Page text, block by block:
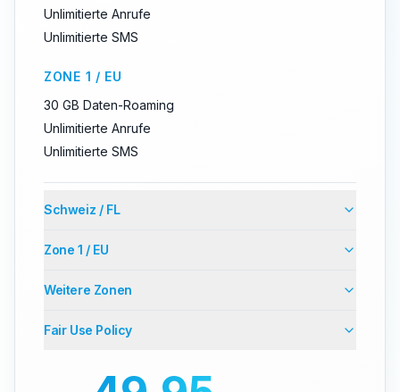
Unlimitierte Anrufe
Unlimitierte SMS
ZONE 1 / EU
30 GB Daten-Roaming
Unlimitierte Anrufe
Unlimitierte SMS
Schweiz / FL
Zone 1 / EU
Weitere Zonen
Fair Use Policy